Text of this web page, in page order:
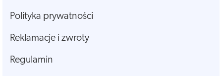
Polityka prywatności
Reklamacje i zwroty
Regulamin